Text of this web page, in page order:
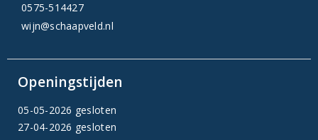
0575-514427
wijn@schaapveld.nl
Openingstijden
05-05-2026 gesloten
27-04-2026 gesloten